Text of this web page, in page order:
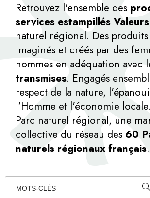
Retrouvez l'ensemble des
services estampillés
naturel régional. Des
imaginés et créés par des
hommes en adéquation avec
transmises. Engagés
respect de la nature,
l'Homme et l'économie
Parc naturel régional, une
collective du réseau des 60
naturels régionaux français.
MOTS-CLÉS